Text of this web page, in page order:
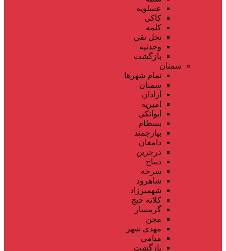
عسلویه
کاکی
کلمه
نخل تقی
وحدتیه
بازگشت
سمنان
تمام شهر‌ها
سمنان
آرادان
امیریه
ایوانکی
بسطام
بیارجمند
دامغان
درجزین
دیباج
سرخه
شاهرود
شهمیرزاد
کلاته خیج
گرمسار
مجن
مهدی شهر
میامی
بازگشت